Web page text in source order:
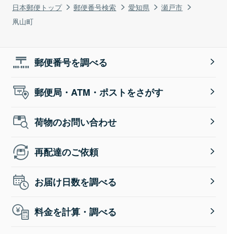
日本郵便トップ 郵便番号検索 愛知県
瀬戸市
凧山町
郵便番号を調べる
郵便局・ATM・ポストをさがす
荷物のお問い合わせ
再配達のご依頼
お届け日数を調べる
料金を計算・調べる